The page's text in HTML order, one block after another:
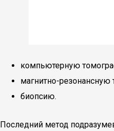
компьютерную
магнитно-
биопсию.
Последний метод